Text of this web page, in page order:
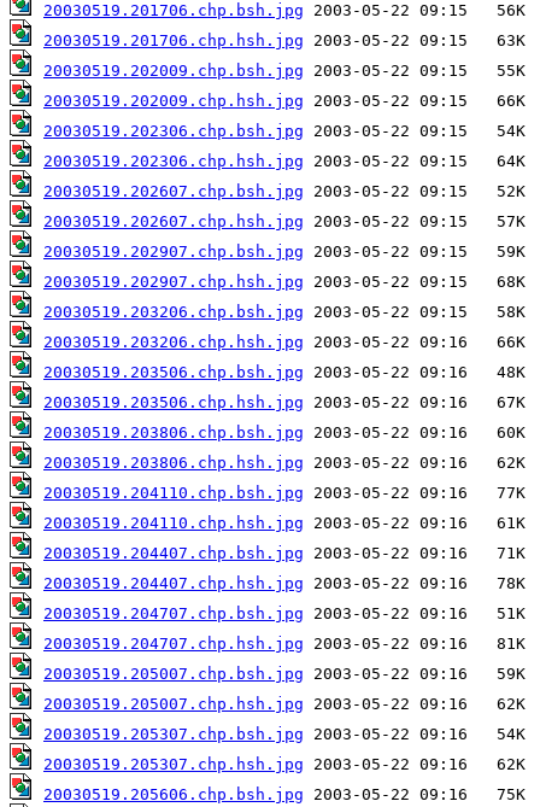
20030519.201706.chp.bsh.jpg
20030519.201706.chp.hsh.jpg
20030519.202009.chp.bsh.jpg
20030519.202009.chp.hsh.jpg
20030519.202306.chp.bsh.jpg
20030519.202306.chp.hsh.jpg
20030519.202607.chp.bsh.jpg
20030519.202607.chp.hsh.jpg
20030519.202907.chp.bsh.jpg
20030519.202907.chp.hsh.jpg
20030519.203206.chp.bsh.jpg
20030519.203206.chp.hsh.jpg
20030519.203506.chp.bsh.jpg
20030519.203506.chp.hsh.jpg
20030519.203806.chp.bsh.jpg
20030519.203806.chp.hsh.jpg
20030519.204110.chp.bsh.jpg
20030519.204110.chp.hsh.jpg
20030519.204407.chp.bsh.jpg
20030519.204407.chp.hsh.jpg
20030519.204707.chp.bsh.jpg
20030519.204707.chp.hsh.jpg
20030519.205007.chp.bsh.jpg
20030519.205007.chp.hsh.jpg
20030519.205307.chp.bsh.jpg
20030519.205307.chp.hsh.jpg
20030519.205606.chp.bsh.jpg